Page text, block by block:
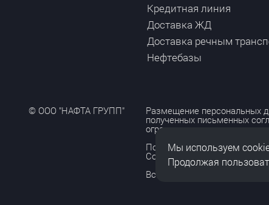
Кредитная линия
Доставка ЖД
Доставка речным
Нефтебазы
© ООО "НАФТА ГРУПП" Размещение персональных
полученных письменных
ограничено и допускается
Политика обработки
Согласие на обработку
Все права защищены
Мы используем
Продолжая